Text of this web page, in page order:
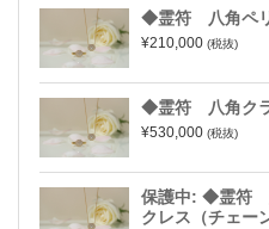
◆霊符 八角ペリ
¥210,000 (税抜)
◆霊符 八角ク
¥530,000 (税抜)
保護中: ◆霊符
クレス（チェー